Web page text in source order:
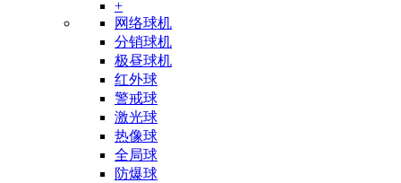
+
网络球机
分销球机
极昼球机
红外球
警戒球
激光球
热像球
全局球
防爆球